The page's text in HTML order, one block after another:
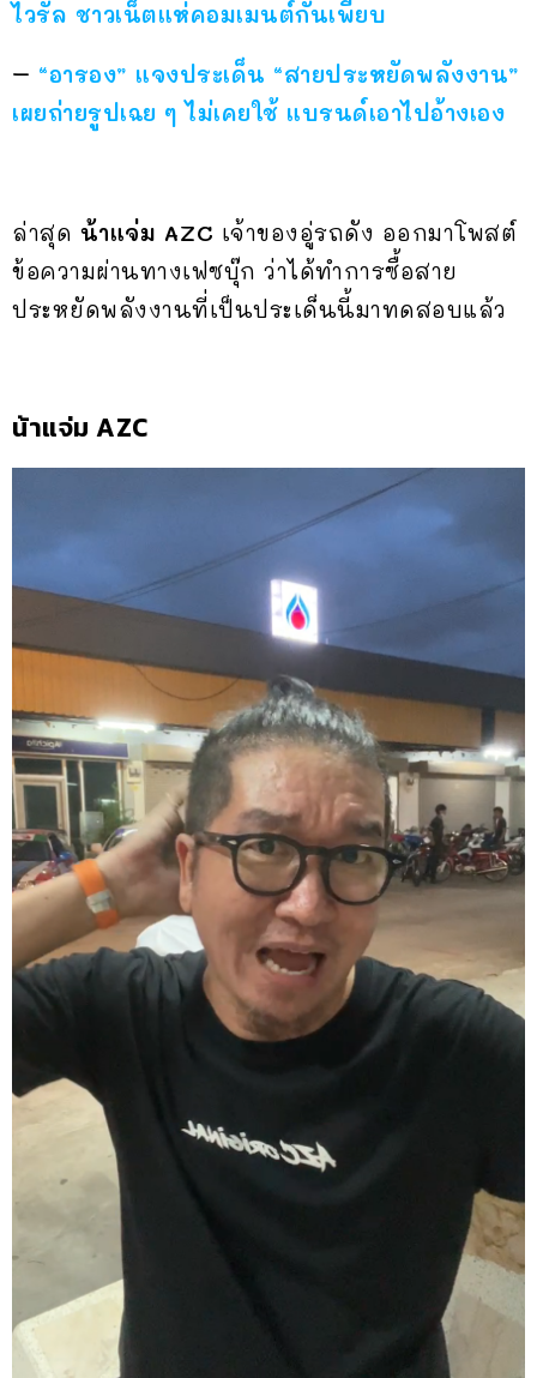
ไวรัล ชาวเน็ตแห่คอมเมนต์กันเพียบ
– “อารอง” แจงประเด็น “สายประหยัดพลังงาน”
เผยถ่ายรูปเฉย ๆ ไม่เคยใช้ แบรนด์เอาไปอ้างเอง
ล่าสุด น้าแจ่ม AZC เจ้าของอู่รถดัง ออกมาโพสต์
ข้อความผ่านทางเฟซบุ๊ก ว่าได้ทำการซื้อสาย
ประหยัดพลังงานที่เป็นประเด็นนี้มาทดสอบแล้ว
น้าแจ่ม AZC